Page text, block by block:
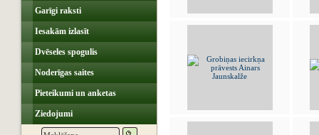
Garīgi raksti
Iesakām izlasīt
Dvēseles spogulis
Noderīgas saites
Pieteikumi un anketas
Ziedojumi